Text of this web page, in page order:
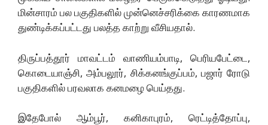
மின்சாரம் பல பகுதிகளில் முன்னெச்சரிக்கை காரணமாக
துண்டிக்கப்பட்டது பலத்த காற்று வீசியதால்.
திருப்பத்தூர் மாவட்டம் வாணியம்பாடி, பெரியபேட்டை,
கொடையாஞ்சி, அம்பலூர், சிக்கனங்குப்பம், பஜார் ரோடு
பகுதிகளில் பரவலாக கனமழை பெய்தது.
இதேபோல் ஆம்பூர், கனிகாபுரம், ரெட்டித்தோப்பு,